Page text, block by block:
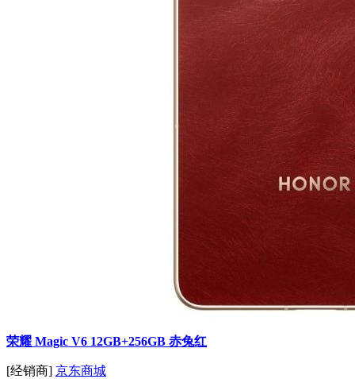
荣耀 Magic V6 12GB+256GB 赤兔红
[经销商] 京东商城